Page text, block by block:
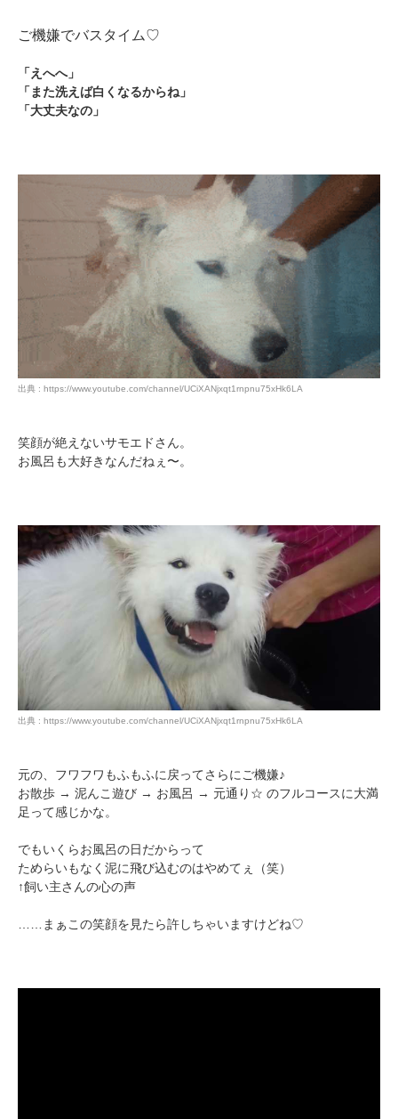
ご機嫌でバスタイム♡
「えへへ」
「また洗えば白くなるからね」
「大丈夫なの」
出典 : https://www.youtube.com/channel/UCiXANjxqt1rnpnu75xHk6LA
笑顔が絶えないサモエドさん。
お風呂も大好きなんだねぇ〜。
出典 : https://www.youtube.com/channel/UCiXANjxqt1rnpnu75xHk6LA
元の、フワフワもふもふに戻ってさらにご機嫌♪
お散歩 → 泥んこ遊び → お風呂 → 元通り☆ のフルコースに大満
足って感じかな。
でもいくらお風呂の日だからって
ためらいもなく泥に飛び込むのはやめてぇ（笑）
↑飼い主さんの心の声
……まぁこの笑顔を見たら許しちゃいますけどね♡
pecodogs
いぬ部をフォロー
pecocats
ねこ部をフォロー
アプリをダウンロードする